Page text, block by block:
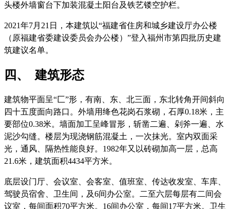
头楼外墙窗台下加装混凝土阳台及铁艺镂空护栏。
2021年7月21日，本建筑以“福建省住房和城乡建设厅办公楼
（原福建省委建设委员会办公楼）”登入福州市第四批历史建
筑建议名单。
四、 建筑形态
建筑物平面呈“匚”形，有南、东、北三面，东北转角开间斜向
四十五度面向路口。外墙用绛色花岗石浆砌，石厚0.18米，主
要部位0.38米。墙面加工呈峰冒形，斩凿二遍、剁斧一遍、水
泥沙勾缝。楼层为现浇钢筋混凝土，一次抹光。室内双面采
光，通风、隔热性能良好。1982年又以砖砌加高一层，总高
21.6米，建筑面积4434平方米。
底层设门厅、会议室、会客室、值班室、传达收发室、车库、
驾驶员宿舍、卫生间，及6间办公室。二至六层每层有二间会
议室，每间面积70平方米。16间办公室，每间17平方米。卫生